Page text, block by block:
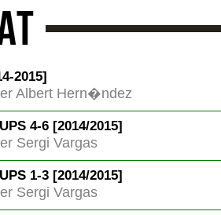
2015]
Albert Hern�ndez
4-6 [2014/2015]
Sergi Vargas
1-3 [2014/2015]
Sergi Vargas